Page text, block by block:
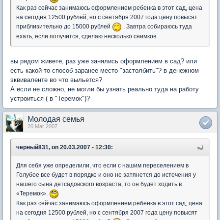
Как раз сейчас занимаюсь оформлением ребенка в этот сад, цена
на сегодня 12500 рублей, но с сентября 2007 года цену повысят
приблизительно до 15000 рублей
. Завтра собираюсь туда
ехать, если получится, сделаю несколько снимков.
вы рядом живете, раз уже занялись оформлением в сад? или
есть какой-то способ заранее место "застолбить"? в денежном
эквиваленте во что выльется?
А если не сложно, не могли бы узнать реально туда на работу
устроиться ( в "Теремок")?
Молодая семья
20 Mar 2007
черный831, on 20.03.2007 - 12:30:
Для себя уже определили, что если с нашим переселением в
Голубое все будет в порядке и оно не затянется до истечения у
нашего сына детсадовского возраста, то он будет ходить в
«Теремок».
Как раз сейчас занимаюсь оформлением ребенка в этот сад, цена
на сегодня 12500 рублей, но с сентября 2007 года цену повысят